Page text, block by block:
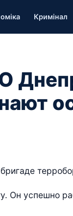
Кримінал
Он успешно